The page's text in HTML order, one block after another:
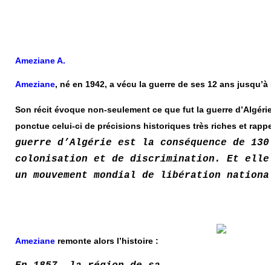
Ameziane A.
Ameziane, né en 1942, a vécu la guerre de ses 12 ans jusqu’à
Son récit évoque non-seulement ce que fut la guerre
ponctue celui-ci de précisions historiques très riches et
guerre d’Algérie est la conséquence de
colonisation et de discrimination. Et
un mouvement mondial de libération
Ameziane remonte alors l’histoire :